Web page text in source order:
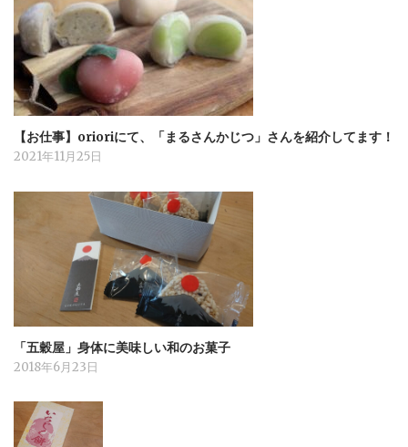
【お仕事】orioriにて、「まるさんかじつ」さんを紹介してます！
2021年11月25日
「五穀屋」身体に美味しい和のお菓子
2018年6月23日